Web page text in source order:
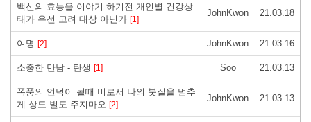
백신의 효능을 이야기 하기전 개인별 건강상
태가 우선 고려 대상 아닌가 [1]
JohnKwon 21.03.18
여명 [2] JohnKwon 21.03.16
소중한 만남 - 탄생 [1] Soo 21.03.13
폭풍의 언덕이 될때 비로서 나의 붓질을 멈추
게 상도 벌도 주지마오 [2]
JohnKwon 21.03.13